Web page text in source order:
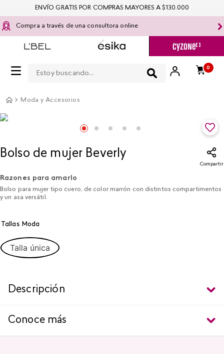
Compra a través de una consultora online
0
ENVÍO GRATIS POR COMPRAS MAYORES A $130.000
Moda y Accesorios
Bolso de mujer Beverly
Compartir
Razones para amarlo
Bolso para mujer tipo cuero, de color marrón con distintos compartimentos
y un asa versátil.
Tallas Moda
Talla única
Descripción
Conoce más